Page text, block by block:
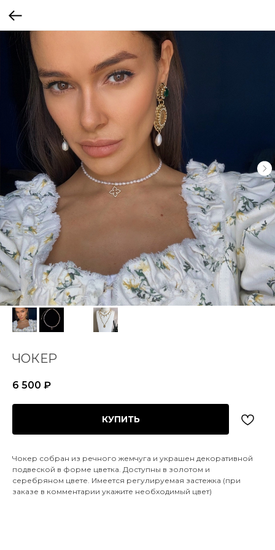
ЧОКЕР
6 500 ₽
КУПИТЬ
Чокер собран из речного жемчуга и украшен декоративной
подвеской в форме цветка. Доступны в золотом и
серебряном цвете. Имеется регулируемая застежка (при
заказе в комментарии укажите необходимый цвет)